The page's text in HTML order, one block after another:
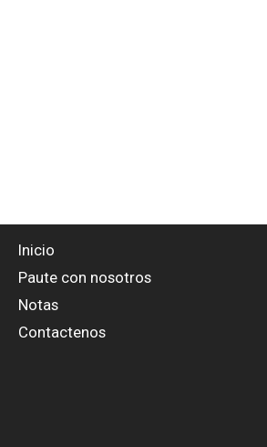
Inicio
Paute con nosotros
Notas
Contactenos